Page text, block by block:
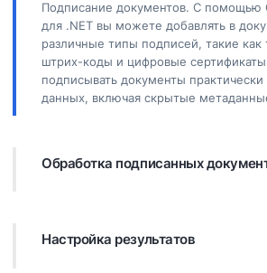
Подписание документов. С помощью
для .NET вы можете добавлять в
различные типы подписей, такие как
штрих-коды и цифровые
подписывать документы
данных, включая скрытые
Обработка подписанных
поиск существующих подписей в
Настройка результатов